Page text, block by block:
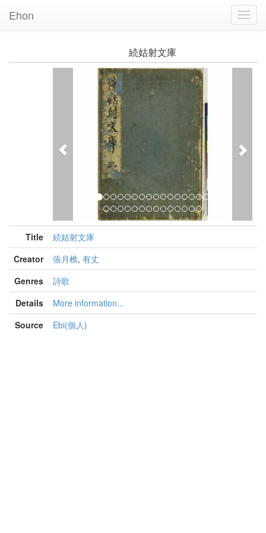
Ehon
続姑射文庫
Previous
Title
続姑射文庫
Creator
張月樵, 有丈
Genres
詩歌
Details
More information...
Source
Ebi(個人)